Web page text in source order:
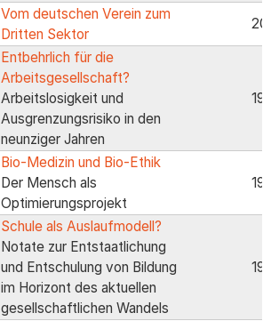
Vom deutschen Verein zum
Dritten Sektor
Entbehrlich für die
Arbeitsgesellschaft?
Arbeitslosigkeit und
Ausgrenzungsrisiko in den
neunziger Jahren
Bio-Medizin und Bio-Ethik
Der Mensch als
Optimierungsprojekt
Schule als Auslaufmodell?
Notate zur Entstaatlichung
und Entschulung von Bildung
im Horizont des aktuellen
gesellschaftlichen Wandels